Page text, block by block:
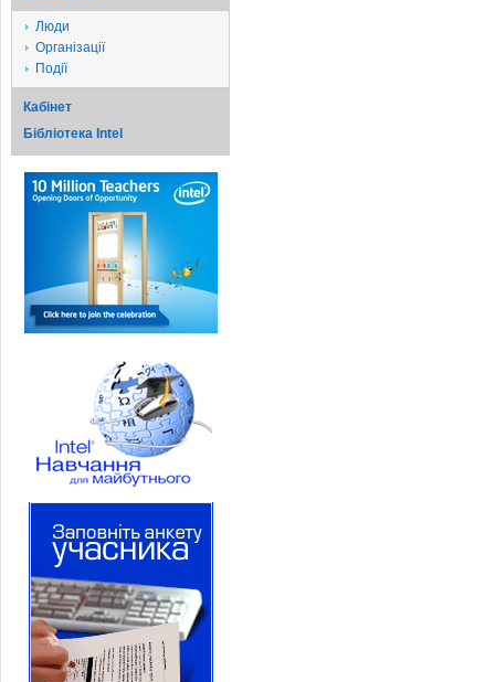
Люди
Організації
Події
Кабінет
Бібліотека Intel